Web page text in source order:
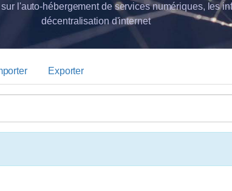
l'auto-hébergement de services numériques, les
décentralisation d'internet
Exporter